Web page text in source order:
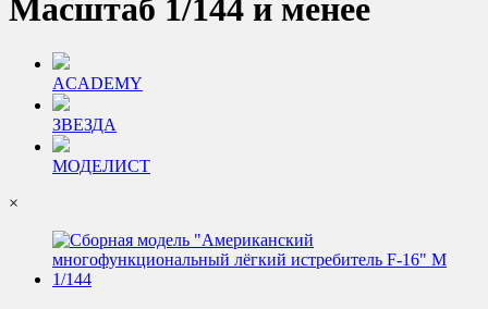
Масштаб 1/144 и менее
ACADEMY
ЗВЕЗДА
МОДЕЛИСТ
×